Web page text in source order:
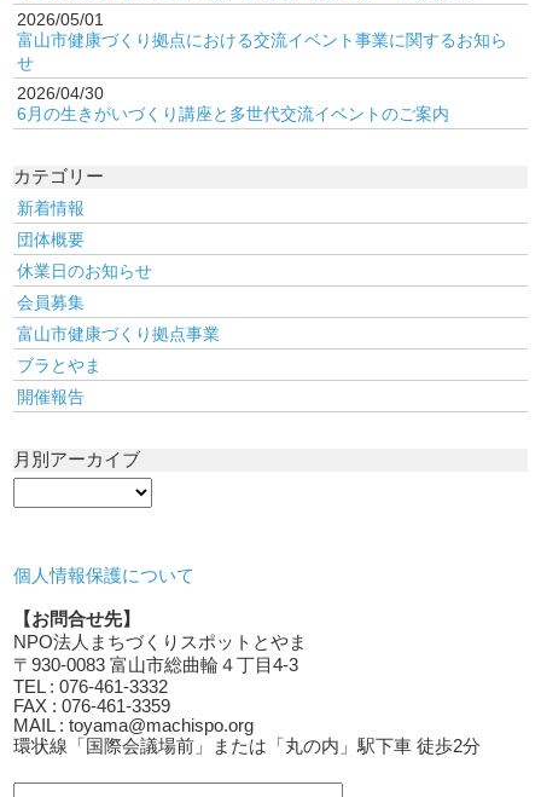
2026/05/01
富山市健康づくり拠点における交流イベント事業に関するお知ら
せ
2026/04/30
6月の生きがいづくり講座と多世代交流イベントのご案内
カテゴリー
新着情報
団体概要
休業日のお知らせ
会員募集
富山市健康づくり拠点事業
ブラとやま
開催報告
月別アーカイブ
個人情報保護について
【お問合せ先】
NPO法人まちづくりスポットとやま
〒930-0083 富山市総曲輪４丁目4-3
TEL : 076-461-3332
FAX : 076-461-3359
MAIL : toyama@machispo.org
環状線「国際会議場前」または「丸の内」駅下車 徒歩2分